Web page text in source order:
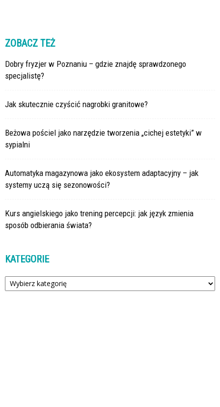
ZOBACZ TEŻ
Dobry fryzjer w Poznaniu – gdzie znajdę sprawdzonego
specjalistę?
Jak skutecznie czyścić nagrobki granitowe?
Beżowa pościel jako narzędzie tworzenia „cichej estetyki” w
sypialni
Automatyka magazynowa jako ekosystem adaptacyjny – jak
systemy uczą się sezonowości?
Kurs angielskiego jako trening percepcji: jak język zmienia
sposób odbierania świata?
KATEGORIE
Kategorie